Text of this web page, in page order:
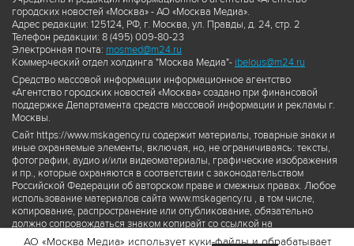
городских новостей «Москва» - АО «Москва Медиа».
Адрес редакции: 125124, РФ, г. Москва, ул. Правды, д. 24, стр. 2
Телефон редакции: 8 (495) 009-80-23
Электронная почта: mosmed@m24.ru
Коммерческий отдел холдинга "Москва Медиа"- ibelous@m24.ru
Средство массовой информации информационное агентство
«Агентство городских новостей «Москва» создано при финансовой
поддержке Департамента средств массовой информации и рекламы г.
Москвы.
Сайт https://www.mskagency.ru содержит материалы, товарные знаки и
иные охраняемые элементы, включая, но, не ограничиваясь: тексты,
фотографии, аудио и/или видеоматериалы, графические изображения
и пр., которые охраняются в соответствии с законодательством
Российской Федерации об авторском праве и смежных правах. Любое
использование материалов сайта www.mskagency.ru , в том числе,
копирование, распространение или опубликование, обязательно
должно сопровождаться знаком копирайт со ссылкой на
правообладателя © АО «Москва Медиа», а также гиперссылкой на сайт
АО «Москва Медиа» использует куки-файлы и обрабатывает